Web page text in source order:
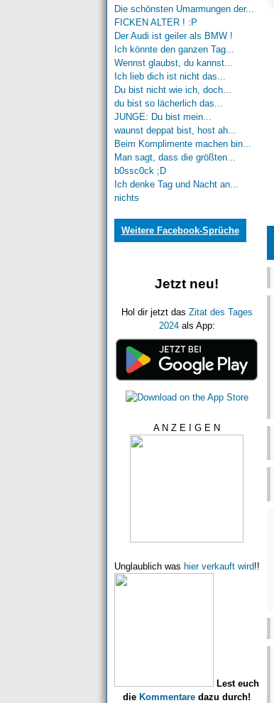
Die schönsten Umarmungen der...
FICKEN ALTER ! :P
Der Audi ist geiler als BMW !
Ich könnte den ganzen Tag...
Wennst glaubst, du kannst...
Ich lieb dich ist nicht das...
Du bist nicht wie ich, doch...
du bist so lächerlich das...
JUNGE: Du bist mein...
waunst deppat bist, host ah...
Beim Komplimente machen bin...
Man sagt, dass die größten...
b0ssc0ck ;D
Ich denke Tag und Nacht an...
nichts
Weitere Facebook-Sprüche
Jetzt neu!
Hol dir jetzt das Zitat des Tages
2024als App:
A N Z E I G E N
Unglaublich was hier verkauft wird!!
Lest euch
die Kommentare dazu durch!